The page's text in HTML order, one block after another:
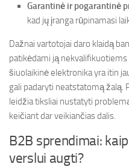
Garantinė ir pogarantinė
kad jų įranga rūpinamasi
Dažnai vartotojai daro klaidą
patikėdami ją nekvalifikuotiems
šiuolaikinė elektronika yra itin
gali padaryti neatstatomą žalą.
leidžia tiksliai nustatyti
keičiant dar veikiančias dalis.
B2B sprendimai:
verslui augti?